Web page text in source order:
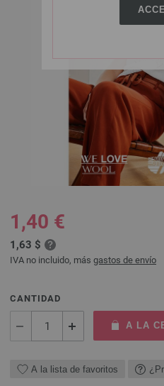
1,40 €
1,63 $
IVA no incluido, más gastos de envío
CANTIDAD
A LA
A la lista de favoritos